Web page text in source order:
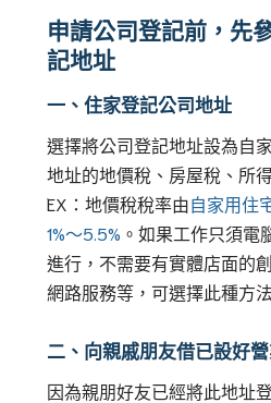
申請公司登記前，先
記地址
一、住家登記公司地址
選擇將公司登記地址設為自
地址的地價稅、房屋稅、所
EX：地價稅稅率由自家用住
1%～5.5% 。如果工作只須電
進行，不需要有實體店面的
網路服務等，可選擇此種方
二、向親戚朋友借已設好
因為親朋好友已經將此地址